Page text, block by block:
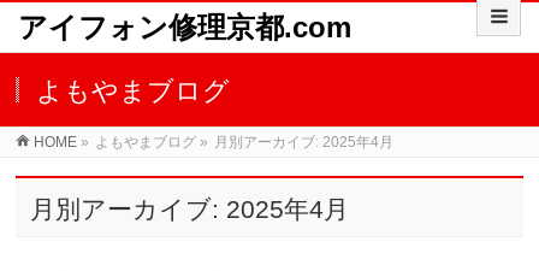
アイフォン修理京都.com
よもやまブログ
HOME » よもやまブログ » 月別アーカイブ: 2025年4月
月別アーカイブ: 2025年4月